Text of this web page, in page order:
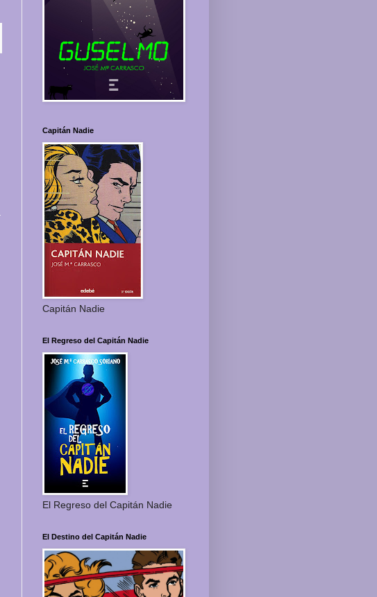
Capitán Nadie
Capitán Nadie
El Regreso del Capitán Nadie
El Regreso del Capitán Nadie
El Destino del Capitán Nadie